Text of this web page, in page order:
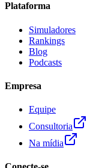
Plataforma
Simuladores
Rankings
Blog
Podcasts
Empresa
Equipe
Consultoria
Na mídia